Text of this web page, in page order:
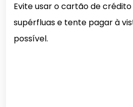
Evite usar o cartão de
supérfluas e tente pagar à
possível.